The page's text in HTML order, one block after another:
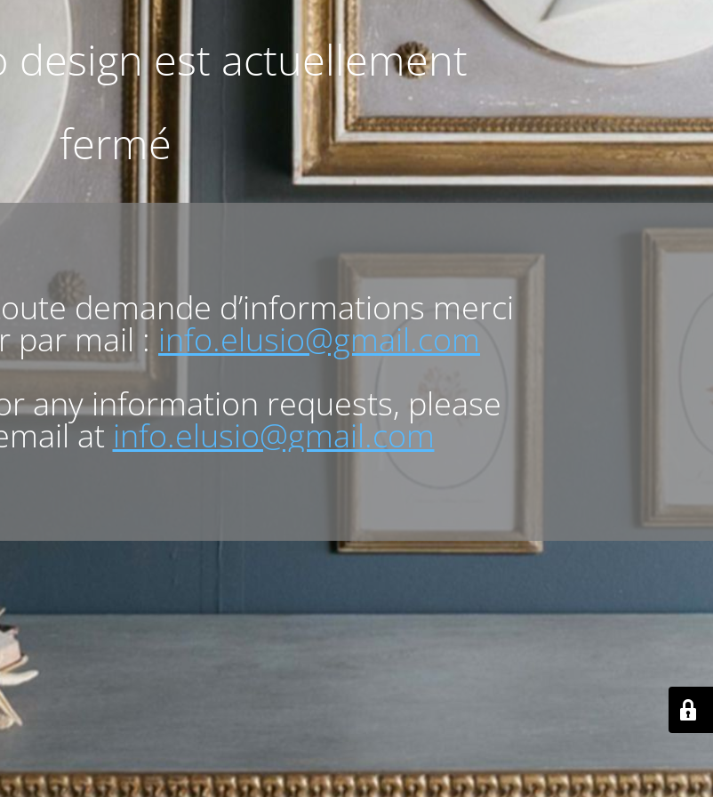
design est actuellement
fermé
demande d’informations merci
par mail : info.elusio@gmail.com
any information requests, please
at info.elusio@gmail.com